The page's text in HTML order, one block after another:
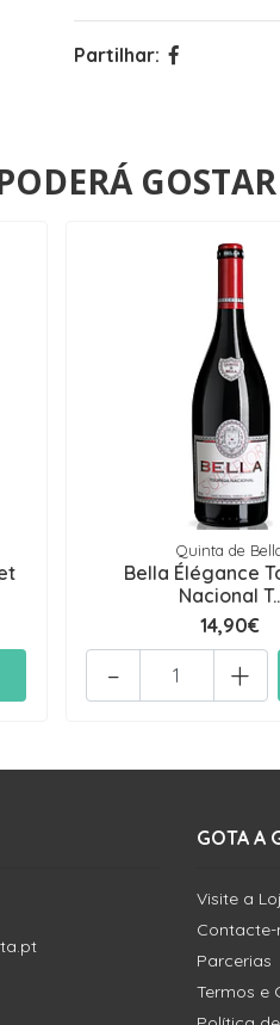
Partilhar:
GOSTAR
Quinta de
Bella Élégance
Nacional T..
14,90€
+
-
GOTA A
Visite a
Contacte-
Parcerias
Termos e